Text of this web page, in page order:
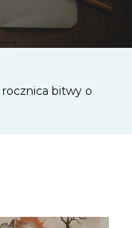
bitwy o